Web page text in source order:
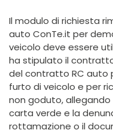
Il modulo di richiesta
auto ConTe.it per
veicolo deve essere
ha stipulato il
del contratto RC auto
furto di veicolo e per
non goduto,
carta verde e la
rottamazione o il